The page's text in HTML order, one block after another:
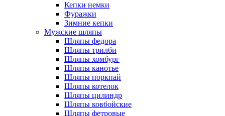
Кепки немки
Фуражки
Зимние кепки
Мужские шляпы
Шляпы федора
Шляпы трилби
Шляпы хомбург
Шляпы канотье
Шляпы поркпай
Шляпы котелок
Шляпы цилиндр
Шляпы ковбойские
Шляпы фетровые